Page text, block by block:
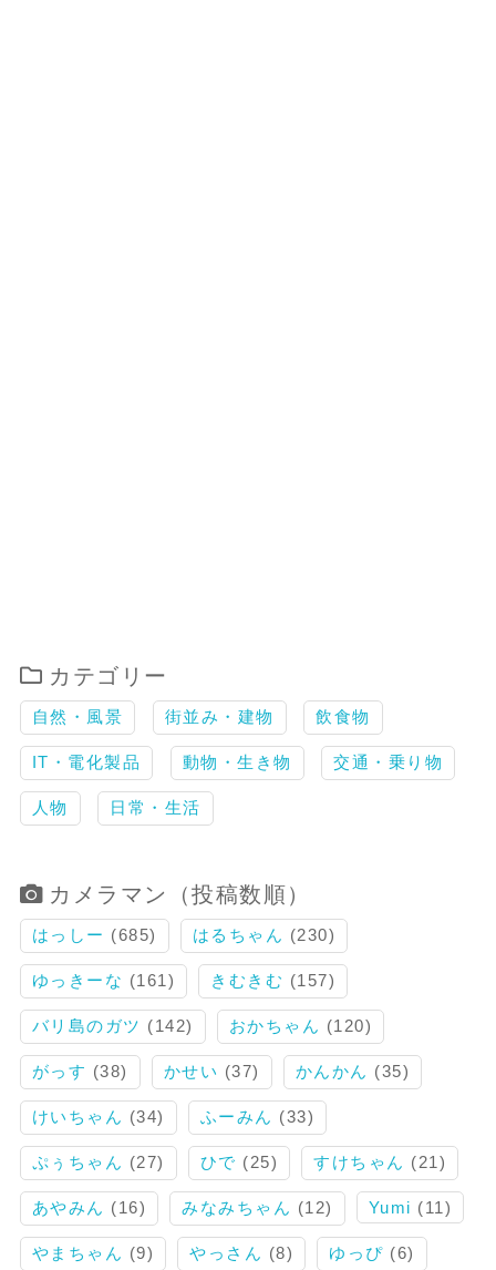
カテゴリー
自然・風景 街並み・建物 飲食物
IT・電化製品 動物・生き物 交通・乗り物
人物 日常・生活
カメラマン（投稿数順）
はっしー (685) はるちゃん (230)
ゆっきーな (161) きむきむ (157)
バリ島のガツ (142) おかちゃん (120)
がっす (38) かせい (37) かんかん (35)
けいちゃん (34) ふーみん (33)
ぷぅちゃん (27) ひで (25) すけちゃん (21)
あやみん (16) みなみちゃん (12) Yumi (11)
やまちゃん (9) やっさん (8) ゆっぴ (6)